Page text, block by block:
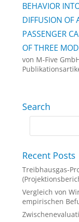
BEHAVIOR
DIFFUSION OF
PASSENGER
OF THREE
von M-Five
Search
Recent Posts
Treibhausgas-
Vergleich von
empirischen